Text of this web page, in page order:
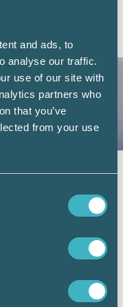
and ads, to
analyse our traffic.
use of our site with
partners who
that you’ve
from your use
–
fortsätter att öka.
när 101 126 företag
Samtidigt
digital inlämning